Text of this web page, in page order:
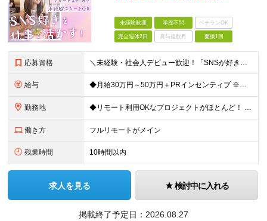
未経験歓迎 学歴不問 ベテランOK
完全週休2日 賞与複数月 面接1回
応募資格 ＼未経験・社会人デビュー歓迎！「SNSが好き」という志望動機も歓迎／ ◆学歴不問 ◎意欲・人柄重視の採用です！ ◎応募にあたって必須の条件はありません！ ┗社会人経験がない ┗ブランクがある という
給与 ◆月給30万円～50万円＋PRインセンティブ ※経験・能力などを考慮の上、決定いたします ※月給には固定残業代（月3万121円/15時間分）を含みます ┗超過分は別途支給 ┗残業が0時間の場合も全額支
勤務地 ◆リモート利用OKなプロジェクトがほとんど！ ◆フルリモート（完全在宅）OKなプロジェクトも！ ☆★全国で採用中★☆ 本社（東京都港区）または 全国（47都道府県）の プロジェクト先の勤務となります
働き方 フルリモートがメイン
残業時間 10時間以内
求人を見る 検討中に入れる
掲載終了予定日： 2026.08.27